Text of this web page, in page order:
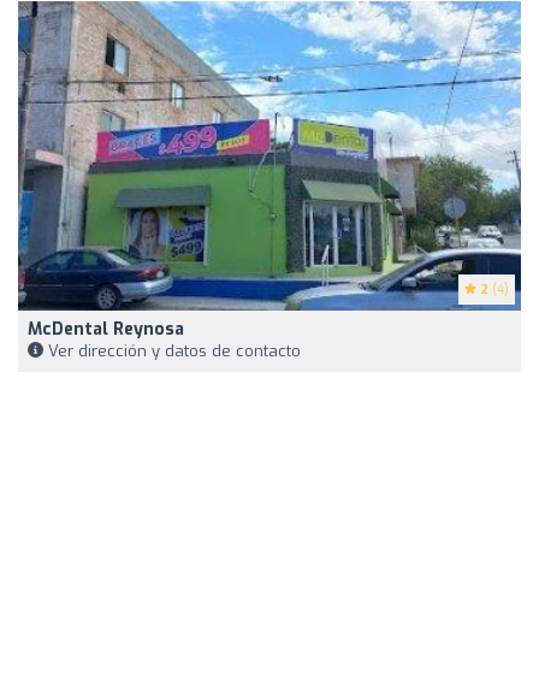
2 (4)
McDental Reynosa
Ver dirección y datos de contacto